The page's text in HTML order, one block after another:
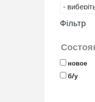
Фільтр
новое
б/у